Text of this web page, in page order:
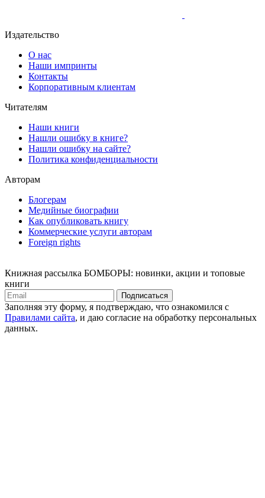
Издательство
О нас
Наши импринты
Контакты
Корпоративным клиентам
Читателям
Наши книги
Нашли ошибку в книге?
Нашли ошибку на сайте?
Политика конфиденциальности
Авторам
Блогерам
Медийные биографии
Как опубликовать книгу
Коммерческие услуги авторам
Foreign rights
Книжная рассылка БОМБОРЫ: новинки, акции и топовые
книги
Подписаться
Заполняя эту форму, я подтверждаю, что ознакомился с
Правилами сайта, и даю согласие на обработку персональных
данных.